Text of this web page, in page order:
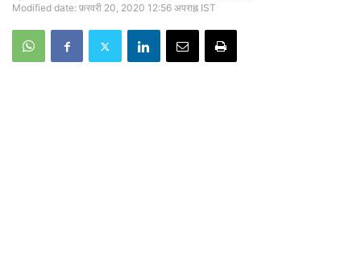
Modified date: फ़रवरी 20, 2020 12:56 अपराह्न IST